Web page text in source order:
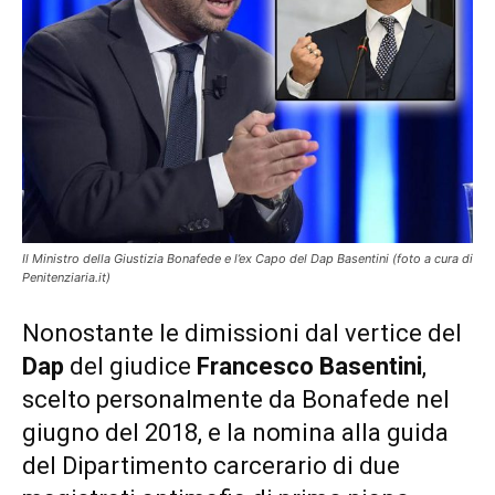
Il Ministro della Giustizia Bonafede e l’ex Capo del Dap Basentini (foto a cura di
Penitenziaria.it)
Nonostante le dimissioni dal vertice del
Dap del giudice Francesco Basentini,
scelto personalmente da Bonafede nel
giugno del 2018, e la nomina alla guida
del Dipartimento carcerario di due